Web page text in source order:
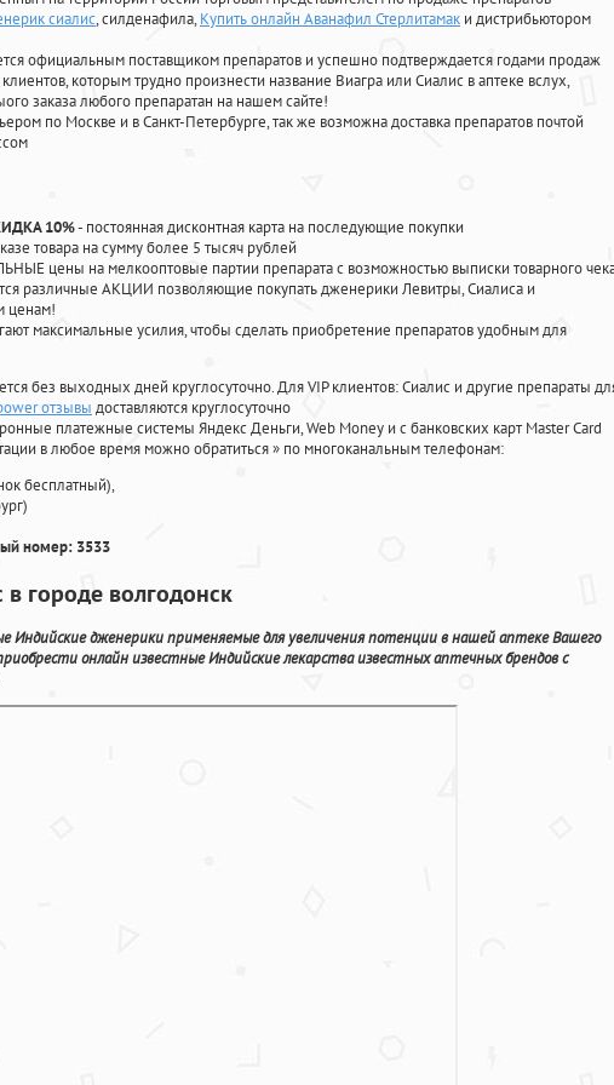
сиалис, силденафила, Купить онлайн Аванафил Стерлитамак и дистрибьютором
официальным поставщиком препаратов и успешно подтверждается годами продаж
которым трудно произнести название Виагра или Сиалис в аптеке вслух,
заказа любого препаратан на нашем сайте!
по Москве и в Санкт-Петербурге, так же возможна доставка препаратов почтой
10%- постоянная дисконтная карта на последующие покупки
товара на сумму более 5 тысяч рублей
цены на мелкооптовые партии препарата с возможностью выписки товарного
различные АКЦИИ позволяющие покупать дженерики Левитры, Сиалиса и
ценам!
максимальные усилия, чтобы сделать приобретение препаратов удобным для
без выходных дней круглосуточно. Для VIP клиентов: Сиалис и другие препараты
отзывы доставляются круглосуточно
платежные системы Яндекс Деньги, Web Money и с банковских карт Master Card
в любое время можно обратиться» по многоканальным телефонам:
бесплатный),
номер: 3533
городе волгодонск
Индийские дженерики применяемые для увеличения потенции в нашей аптеке Вашего
онлайн известные Индийские лекарства известных аптечных брендов с